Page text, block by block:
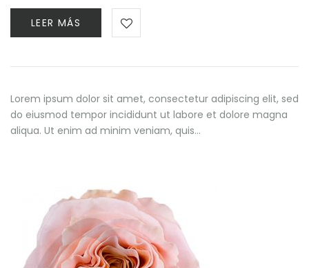
LEER MÁS
Lorem ipsum dolor sit amet, consectetur adipiscing elit, sed
do eiusmod tempor incididunt ut labore et dolore magna
aliqua. Ut enim ad minim veniam, quis…